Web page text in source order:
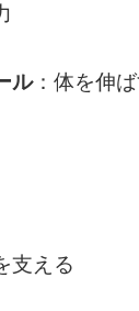
ル：体を伸
支える